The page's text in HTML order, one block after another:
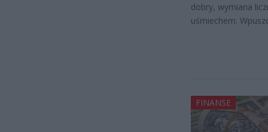
dobry, wymiana
uśmiechem.
FINANSE